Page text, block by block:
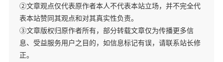
②文章观点仅代表原作者本人不代表本站立场，并不完全代
表本站赞同其观点和对其真实性负责。
③文章版权归原作者所有，部分转载文章仅为传播更多信
息、受益服务用户之目的，如信息标记有误，请联系站长修
正。